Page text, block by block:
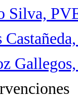
Silva,